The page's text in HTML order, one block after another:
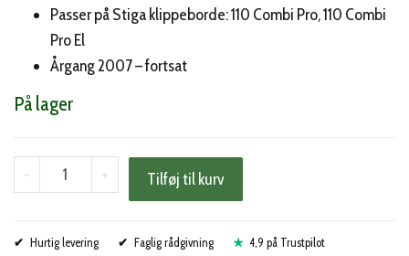
pris
var:
pris
Passer på Stiga klippeborde: 110 Combi Pro, 110 Combi
Pro El
Årgang 2007 – fortsat
På lager
-
Stiga
knivsæt
9124-
+ Tilføj til kurv
Hurtig levering Faglig rådgivning 4,9 på Trustpilot